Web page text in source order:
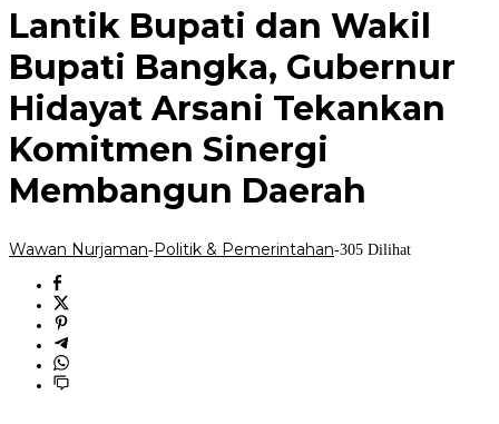
Sinergi
Membangun
Lantik Bupati dan Wakil
Bupati Bangka, Gubernur
Hidayat Arsani Tekankan
Komitmen Sinergi
Membangun Daerah
Wawan Nurjaman-Politik & Pemerintahan-305 Dilihat